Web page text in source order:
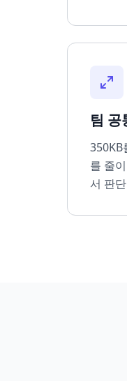
팀 공
350KB
를 줄
서 판